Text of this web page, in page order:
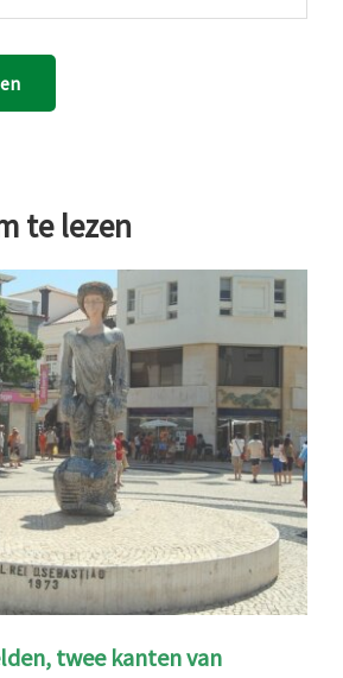
te lezen
twee kanten van